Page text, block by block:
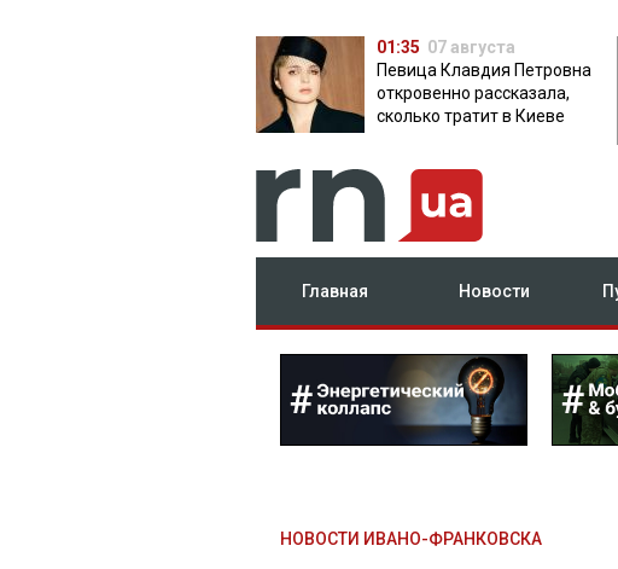
01:35 07 августа
Певица Клавдия Петровна
откровенно рассказала,
сколько тратит в Киеве
Главная Новости
НОВОСТИ ИВАНО-ФРАНКОВСКА